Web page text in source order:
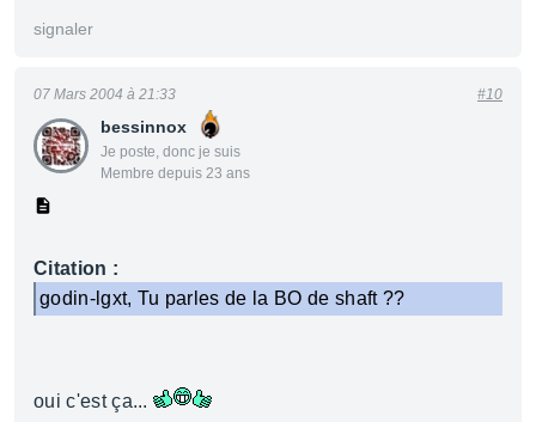
signaler
bessinnox
Je poste, donc je suis
Membre depuis 23 ans
07 Mars 2004 à 21:33 #10
Citation :
godin-lgxt, Tu parles de la BO de shaft ??
oui c'est ça...